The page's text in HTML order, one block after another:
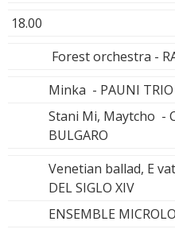
18.00
Forest orchestra -
Minka - PAUNI TRIO
Stani Mi, Maytcho -
BULGARO
Venetian ballad, E
DEL SIGLO XIV
ENSEMBLE